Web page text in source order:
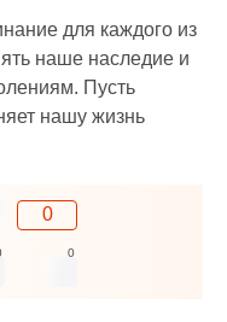
для каждого из
наше наследие и
Пусть
нашу жизнь
0
0